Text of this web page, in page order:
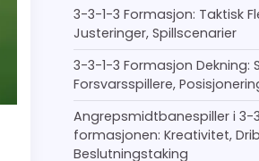
3-3-1-3 Formasjon: Taktisk
Justeringer, Spillscenarier
3-3-1-3 Formasjon Dekning:
Forsvarsspillere,
Angrepsmidtbanespiller i 3-
formasjonen: Kreativitet,
Beslutningstaking